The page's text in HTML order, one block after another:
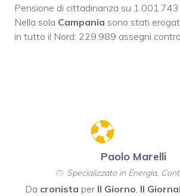
Pensione di cittadinanza su
Nella sola Campania sono stati
in tutto il Nord: 229.989 assegni
Paolo Marelli
Specializzato in Energia,
Da cronista per Il Giorno Il